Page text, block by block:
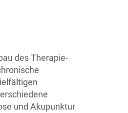
des Therapie-
und Akupunktur